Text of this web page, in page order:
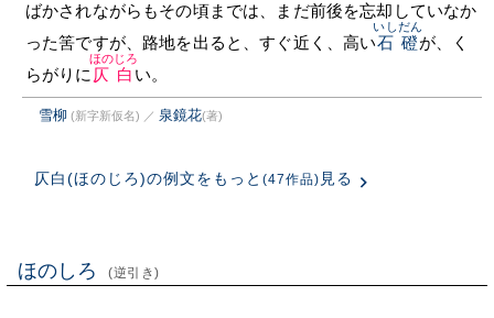
ばかされながらもその頃までは、まだ前後を忘却していなか
った筈ですが、路地を出ると、すぐ近く、高い石磴
いしだん
が、く
らがりに 仄白
ほのじろ
い。
雪柳 (新字新仮名) ／ 泉鏡花(著)
仄白(ほのじろ)の例文をもっと (47作品) 見る
ほのしろ (逆引き)